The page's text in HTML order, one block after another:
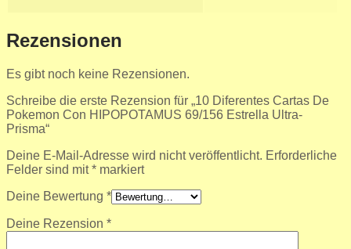
Rezensionen
Es gibt noch keine Rezensionen.
Schreibe die erste Rezension für „10 Diferentes Cartas De
Pokemon Con HIPOPOTAMUS 69/156 Estrella Ultra-
Prisma“
Deine E-Mail-Adresse wird nicht veröffentlicht. Erforderliche
Felder sind mit* markiert
Deine Bewertung *
Deine Rezension *